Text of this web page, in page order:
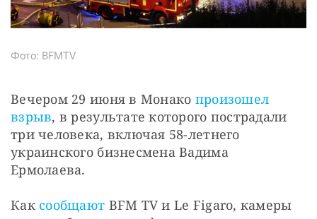
Фото: BFMTV
Вечером 29 июня в Монако произошел
взрыв, в результате которого пострадали
три человека, включая 58-летнего
украинского бизнесмена Вадима
Ермолаева.
Как сообщают BFM TV и Le Figaro, камеры